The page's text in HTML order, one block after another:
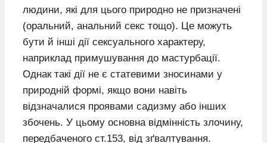
людини, які для цього природно не призначені
(оральний, анальний секс тощо). Це можуть
бути й інші дії сексуального характеру,
наприклад примушування до мастурбації.
Однак такі дії не є статевими зносинами у
природній формі, якщо вони навіть
відзначалися проявами садизму або інших
збочень. У цьому основна відмінність злочину,
передбаченого ст.153, від зґвалтування.